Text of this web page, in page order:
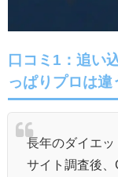
口コミ1：追い
っぱりプロは違
長年のダイエ
サイト調査後